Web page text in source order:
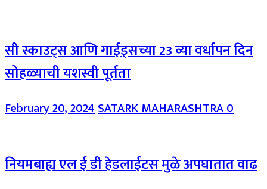
सी स्काउट्स आणि गाईड्सच्या 23 व्या वर्धापन दिन
सोहळ्याची यशस्वी पूर्तता
February 20, 2024SATARK MAHARASHTRA0
नियमबाह्य एल ई डी हेडलाईटस मुळे अपघातात वाढ